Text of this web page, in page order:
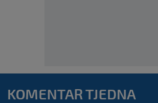
KOMENTAR TJEDNA